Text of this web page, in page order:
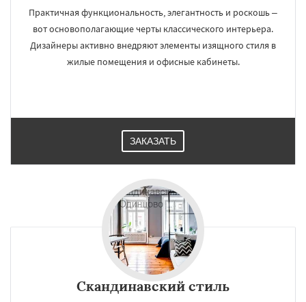
Практичная функциональность, элегантность и роскошь –
вот основополагающие черты классического интерьера.
Дизайнеры активно внедряют элементы изящного стиля в
жилые помещения и офисные кабинеты.
ЗАКАЗАТЬ
Скандинавский стиль